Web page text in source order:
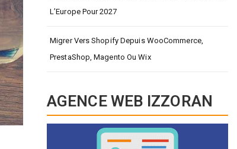
L’Europe Pour 2027
Migrer Vers Shopify Depuis WooCommerce,
PrestaShop, Magento Ou Wix
AGENCE WEB IZZORAN